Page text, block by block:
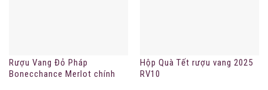
Rượu Vang Đỏ Pháp
Bonecchance Merlot chính
Hộp Quà Tết rượu vang 2025
RV10